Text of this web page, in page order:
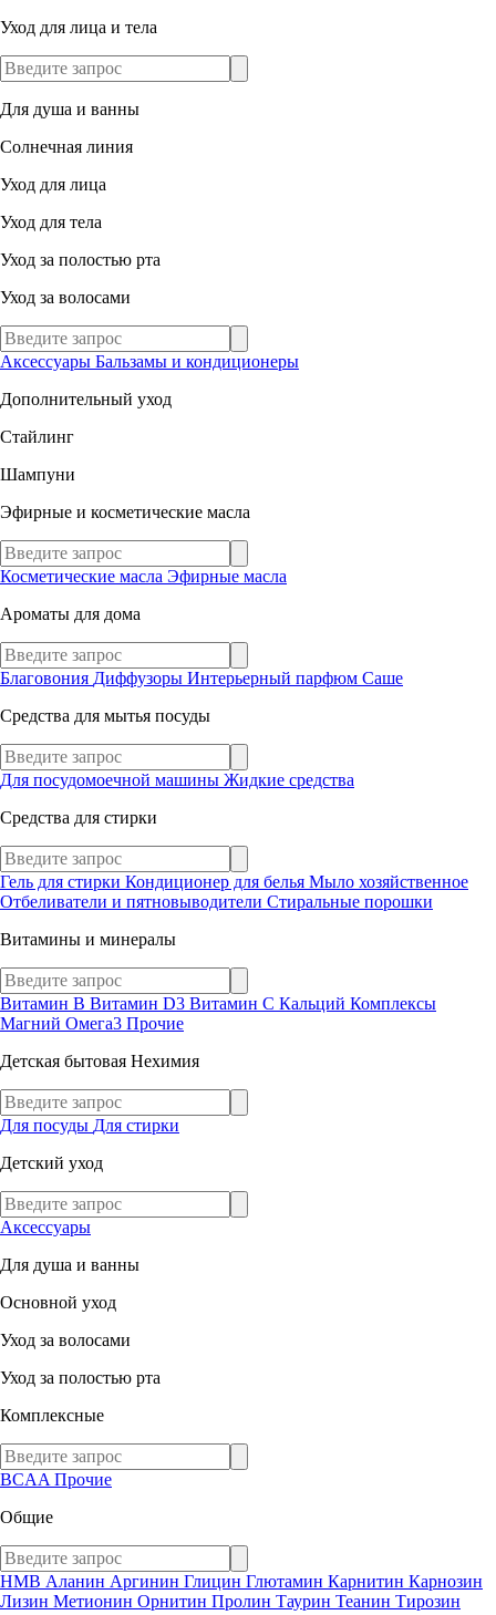
Уход для лица и тела
Для душа и ванны
Солнечная линия
Уход для лица
Уход для тела
Уход за полостью рта
Уход за волосами
Аксессуары Бальзамы и кондиционеры
Дополнительный уход
Стайлинг
Шампуни
Эфирные и косметические масла
Косметические масла Эфирные масла
Ароматы для дома
Благовония Диффузоры Интерьерный парфюм Саше
Средства для мытья посуды
Для посудомоечной машины Жидкие средства
Средства для стирки
Гель для стирки Кондиционер для белья Мыло хозяйственное
Отбеливатели и пятновыводители Стиральные порошки
Витамины и минералы
Витамин В Витамин D3 Витамин С Кальций Комплексы
Магний Омега3 Прочие
Детская бытовая Нехимия
Для посуды Для стирки
Детский уход
Аксессуары
Для душа и ванны
Основной уход
Уход за волосами
Уход за полостью рта
Комплексные
BCAA Прочие
Общие
HMB Аланин Аргинин Глицин Глютамин Карнитин Карнозин
Лизин Метионин Орнитин Пролин Таурин Теанин Тирозин